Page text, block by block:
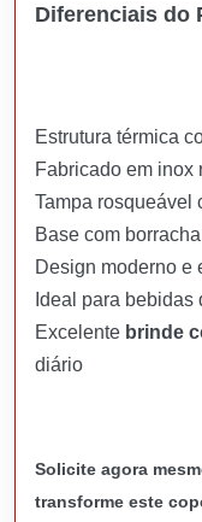
Diferenciais do
Estrutura térmica
Fabricado em inox
Tampa rosqueável
Base com
Design moderno e
Ideal para bebidas
Excelente brinde
diário
Solicite agora
transforme este